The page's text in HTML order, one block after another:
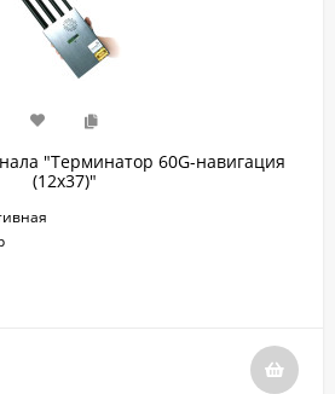
"Терминатор 60G-навигация
(12х37)"